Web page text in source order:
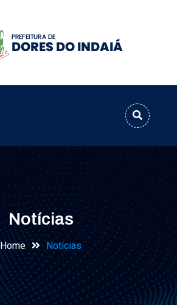
Notícias
Home Notícias